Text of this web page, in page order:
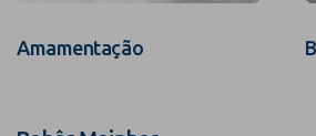
Amamentação